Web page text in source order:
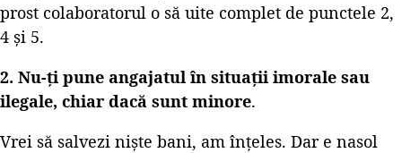
prost colaboratorul o să uite complet de punctele 2,
4 și 5.
2. Nu-ți pune angajatul în situații imorale sau
ilegale, chiar dacă sunt minore.
Vrei să salvezi niște bani, am înțeles. Dar e nasol